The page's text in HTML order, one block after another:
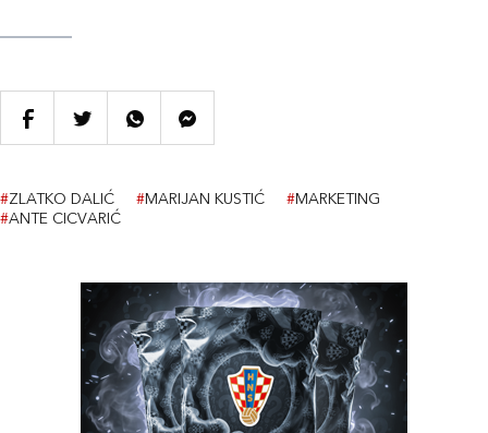
#ZLATKO DALIĆ #MARIJAN KUSTIĆ #MARKETING
#ANTE CICVARIĆ